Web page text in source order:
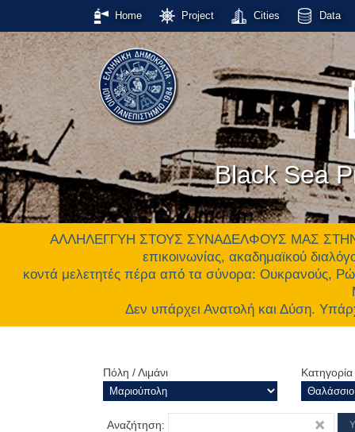
Home Project Cities Data
Black Sea
ΑΛΛΗΛΕΓΓΥΗ ΣΤΟΥΣ ΣΥΝΑΔΕΛΦΟΥΣ ΜΑΣ ΣΤΗΝ
επικοινωνίας, ακαδημαϊκού
κοντά μελετητές πέρα από τα σύνορα: Ουκρανούς,
Δεν υπάρχει Ανατολή και Δύση.
Πόλη / Λιμάνι Κατηγορία
Αναζήτηση: